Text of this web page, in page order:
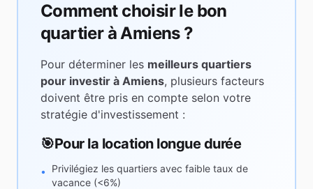
Comment choisir le bon
quartier àAmiens?
Pour déterminer les meilleurs quartiers
pour investir à Amiens, plusieurs facteurs
doivent être pris en compte selon votre
stratégie d'investissement :
🎯Pour la location longue durée
•
Privilégiez les quartiers avec faible taux de
vacance (<6%)